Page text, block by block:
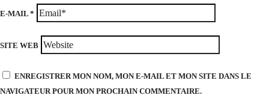
E-MAIL *
SITE WEB
ENREGISTRER MON NOM, MON E-MAIL ET MON SITE DANS LE
NAVIGATEUR POUR MON PROCHAIN COMMENTAIRE.